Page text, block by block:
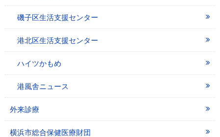
磯子区生活支援センター
港北区生活支援センター
ハイツかもめ
港風舎ニュース
外来診療
横浜市総合保健医療財団